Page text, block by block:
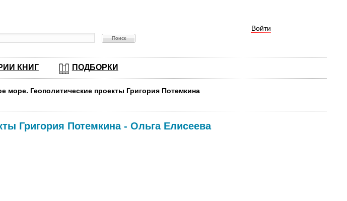
Войти
КНИГ ПОДБОРКИ
море. Геополитические проекты Григория Потемкина
Григория Потемкина-Ольга Елисеева